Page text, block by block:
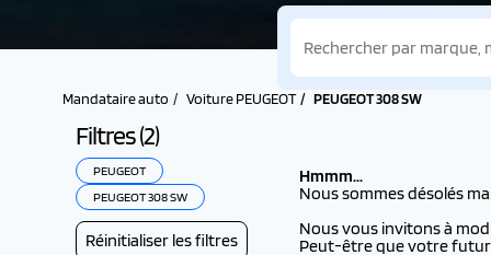
Mandataire auto Voiture PEUGEOT PEUGEOT 308 SW
Filtres (2)
PEUGEOT
PEUGEOT 308 SW
Réinitialiser les filtres
Hmmm...
Nous sommes désolés
Nous vous invitons à
Peut-être que votre futur